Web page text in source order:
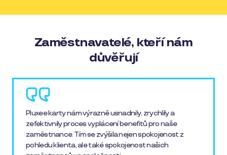
Zaměstnavatelé, kteří nám
důvěřují
Přechod na Multibenefit ušetřil mnoho času
spojeného s administrativou okolo rozdávání
poukázek. Stravování od Pluxee je dobrou alternativou
pro zaměstnance, kteří nenavštěvují závodní jídelnu.